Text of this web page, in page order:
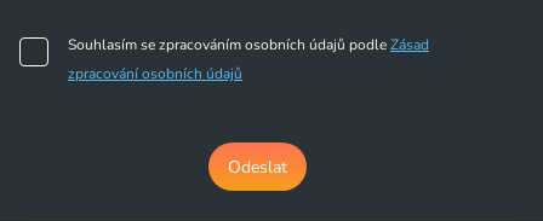
Systém managementu hospodaření s energií
Soulad s požadavky PCI-DSS pro provozovatele datových
Souhlasím se zpracováním osobních údajů podleZásad
zpracování osobních údajů